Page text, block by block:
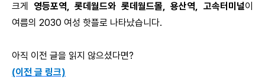
크게 영등포역, 롯데월드와 롯데월드몰, 용산역, 고속터미널이
여름의 2030 여성 핫플로 나타났습니다.
아직 이전 글을 읽지 않으셨다면?
(이전 글 링크)